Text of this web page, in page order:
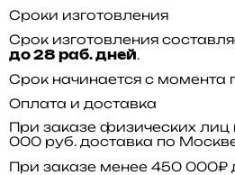
Сроки изготовления
Срок изготовления
до 28 раб. дней.
Срок начинается с момента
Оплата и доставка
При заказе физических
000 руб. доставка по
При заказе менее 450 000₽